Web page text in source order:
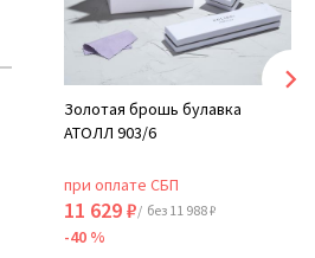
Золотая брошь булавка
АТОЛЛ 903/6
при оплате СБП
11 629 ₽/ без 11 988 ₽
-40 %